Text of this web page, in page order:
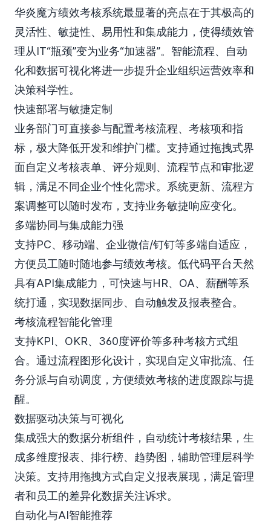
华炎魔方绩效考核系统最显著的亮点在于其极高的
灵活性、敏捷性、易用性和集成能力，使得绩效管
理从IT“瓶颈”变为业务“加速器”。智能流程、自动
化和数据可视化将进一步提升企业组织运营效率和
决策科学性。
快速部署与敏捷定制
业务部门可直接参与配置考核流程、考核项和指
标，极大降低开发和维护门槛。支持通过拖拽式界
面自定义考核表单、评分规则、流程节点和审批逻
辑，满足不同企业个性化需求。系统更新、流程方
案调整可以随时发布，支持业务敏捷响应变化。
多端协同与集成能力强
支持PC、移动端、企业微信/钉钉等多端自适应，
方便员工随时随地参与绩效考核。低代码平台天然
具有API集成能力，可快速与HR、OA、薪酬等系
统打通，实现数据同步、自动触发及报表整合。
考核流程智能化管理
支持KPI、OKR、360度评价等多种考核方式组
合。通过流程图形化设计，实现自定义审批流、任
务分派与自动调度，方便绩效考核的进度跟踪与提
醒。
数据驱动决策与可视化
集成强大的数据分析组件，自动统计考核结果，生
成多维度报表、排行榜、趋势图，辅助管理层科学
决策。支持用拖拽方式自定义报表展现，满足管理
者和员工的差异化数据关注诉求。
自动化与AI智能推荐